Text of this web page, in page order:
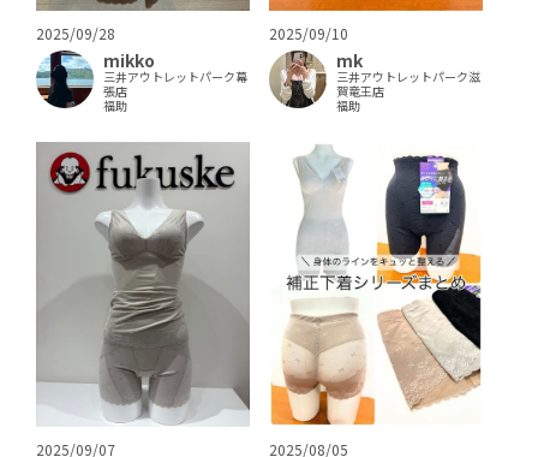
2025/09/28
mikko
三井アウトレットパーク幕
張店
福助
2025/09/10
mk
三井アウトレットパーク滋
賀竜王店
福助
2025/09/07 2025/08/05